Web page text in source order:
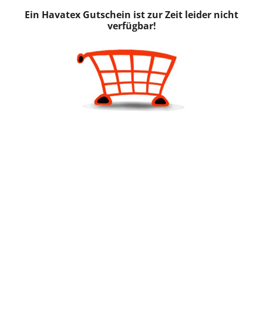
Ein Havatex Gutschein ist zur Zeit leider nicht
verfügbar!